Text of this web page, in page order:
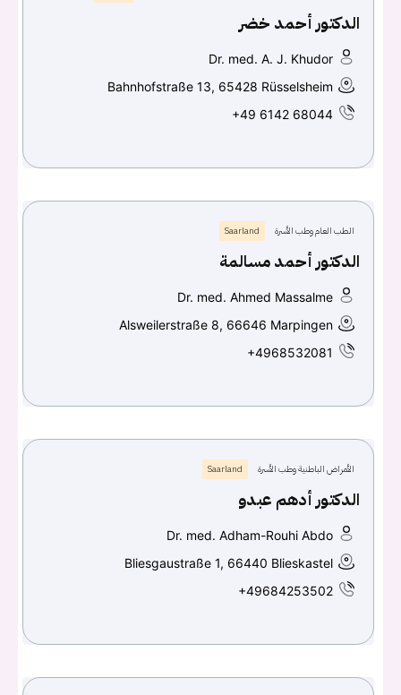
الدكتور أحمد خضر
Dr. med. A. J. Khudor
Bahnhofstraße 13, 65428 Rüsselsheim
+49 6142 68044
الطب العام وطب الأسرة Saarland
الدكتور أحمد مسالمة
Dr. med. Ahmed Massalme
Alsweilerstraße 8, 66646 Marpingen
+4968532081
الأمراض الباطنية وطب الأسرة Saarland
الدكتور أدهم عبدو
Dr. med. Adham-Rouhi Abdo
Bliesgaustraße 1, 66440 Blieskastel
+49684253502